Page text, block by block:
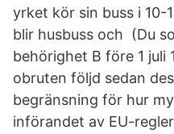
yrket kör sin buss i 10-
blir husbuss och (Du
behörighet B före 1 juli
obruten följd sedan
begränsning för hur
införandet av EU-